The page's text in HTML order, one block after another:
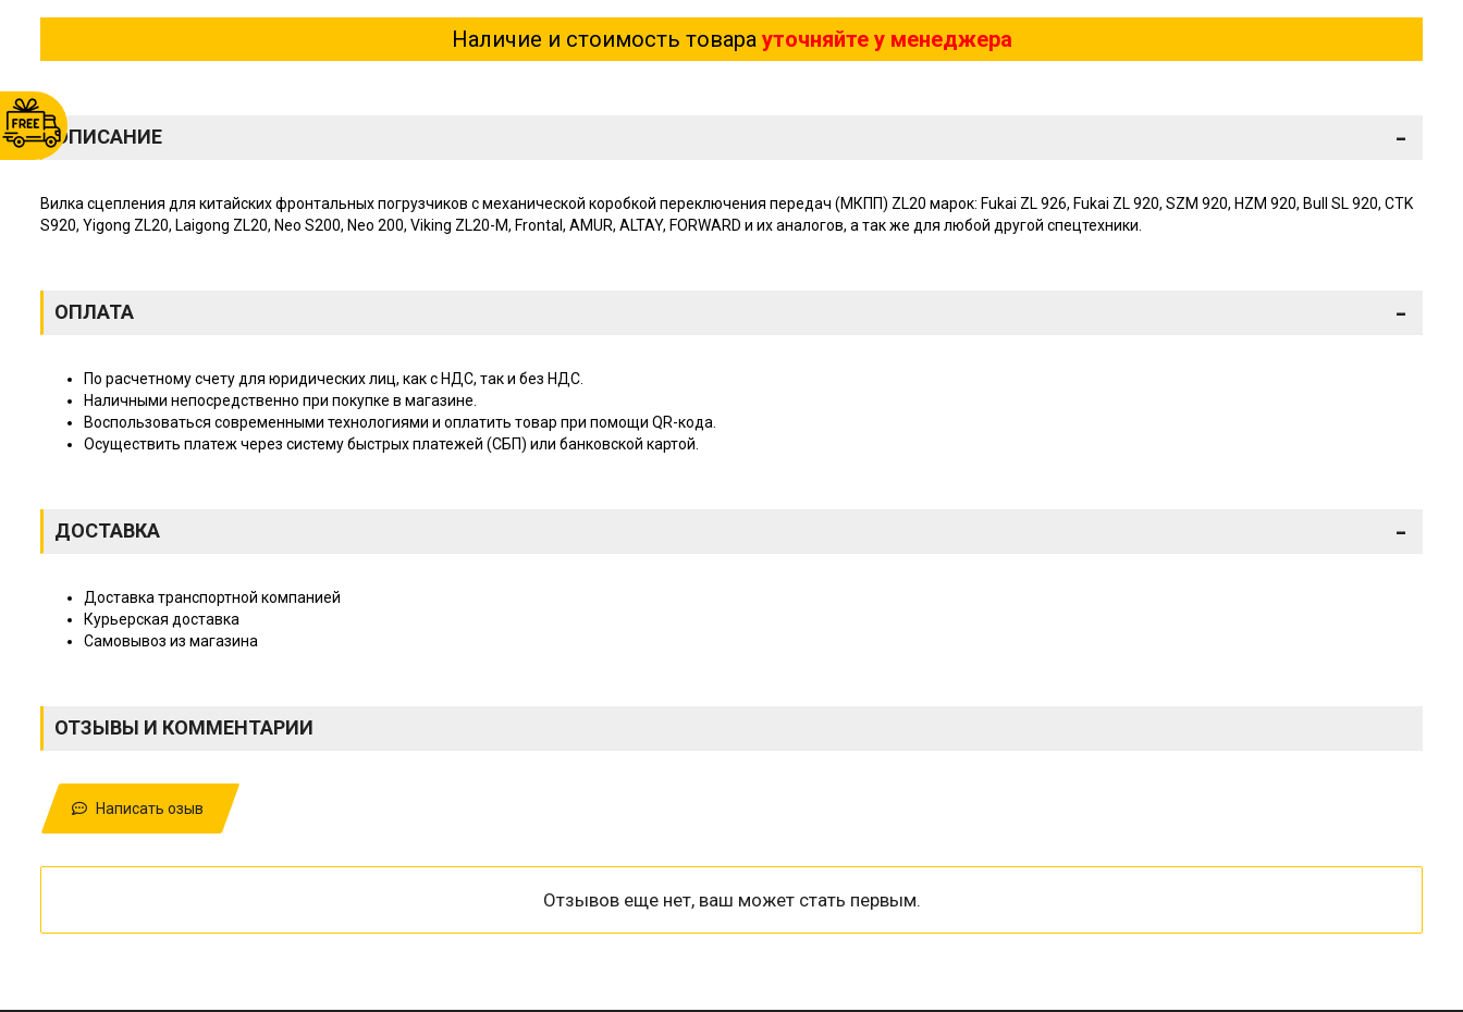
Наличие и стоимость товара уточняйте у менеджера
ОПИСАНИЕ -
Вилка сцепления для китайских фронтальных погрузчиков с механической коробкой переключения передач (МКПП) ZL20 марок: Fukai ZL 926, Fukai ZL 920, SZM 920, HZM 920, Bull SL 920, CTK
S920, Yigong ZL20, Laigong ZL20, Neo S200, Neo 200, Viking ZL20-M, Frontal, AMUR, ALTAY, FORWARD и их аналогов, а так же для любой другой спецтехники.
ОПЛАТА -
По расчетному счету для юридических лиц, как с НДС, так и без НДС.
Наличными непосредственно при покупке в магазине.
Воспользоваться современными технологиями и оплатить товар при помощи QR-кода.
Осуществить платеж через систему быстрых платежей (СБП) или банковской картой.
ДОСТАВКА -
Доставка транспортной компанией
Курьерская доставка
Самовывоз из магазина
ОТЗЫВЫ И КОММЕНТАРИИ
Написать озыв
Отзывов еще нет, ваш может стать первым.